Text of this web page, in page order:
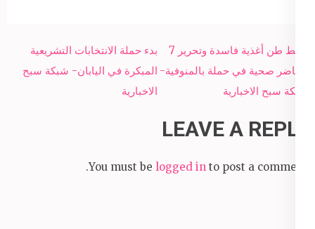
Post
navigation
بدء حملة الانتخابات التشريعية
المبكرة في اليابان- شبكة سبح
الاخبارية
ضبط طن أغذية فاسدة وتحرير 7
محاضر صحية في حملة بالمنوفية-
شبكة سبح الاخبارية
LEAVE A REPLY
You must be logged in to post a comment.